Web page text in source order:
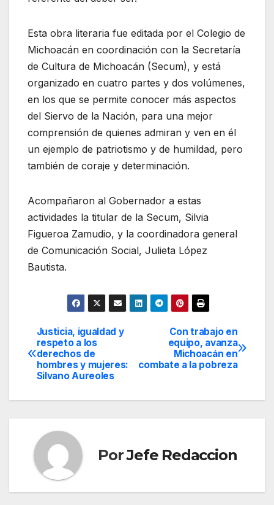
Esta obra literaria fue editada por el Colegio de
Michoacán en coordinación con la Secretaría
de Cultura de Michoacán (Secum), y está
organizado en cuatro partes y dos volúmenes,
en los que se permite conocer más aspectos
del Siervo de la Nación, para una mejor
comprensión de quienes admiran y ven en él
un ejemplo de patriotismo y de humildad, pero
también de coraje y determinación.
Acompañaron al Gobernador a estas
actividades la titular de la Secum, Silvia
Figueroa Zamudio, y la coordinadora general
de Comunicación Social, Julieta López
Bautista.
Navegación
de
Con trabajo en
equipo, avanza
Michoacán en
combate a la pobreza
Justicia, igualdad y
respeto a los
derechos de
hombres y mujeres:
Silvano Aureoles
PorJefe Redaccion